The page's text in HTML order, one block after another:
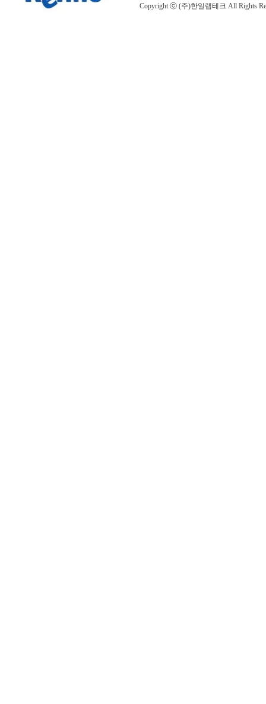
Copyright ⓒ (주)한일랩테크 All Rights